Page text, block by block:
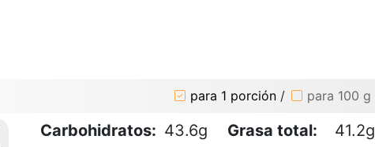
para 1 porción / para 100 g
Carbohidratos: 43.6g Grasa total:
41.2g